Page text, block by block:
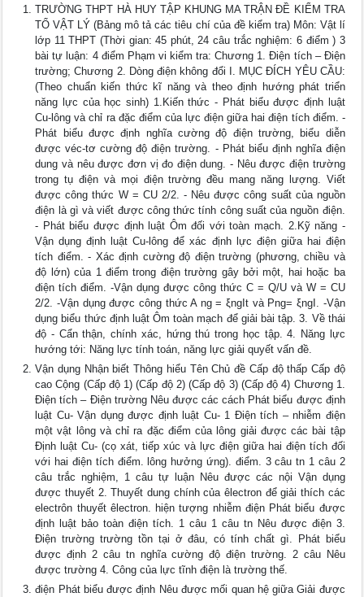
TRƯỜNG THPT HÀ HUY TẬP KHUNG MA TRẬN ĐỀ KIỂM TRA
TỔ VẬT LÝ (Bảng mô tả các tiêu chí của đề kiểm tra) Môn: Vật lí
lớp 11 THPT (Thời gian: 45 phút, 24 câu trắc nghiệm: 6 điểm ) 3
bài tự luận: 4 điểm Phạm vi kiểm tra: Chương 1. Điện tích – Điện
trường; Chương 2. Dòng điện không đổi I. MỤC ĐÍCH YÊU CẦU:
(Theo chuẩn kiến thức kĩ năng và theo định hướng phát triển
năng lực của học sinh) 1.Kiến thức - Phát biểu được định luật
Cu-lông và chỉ ra đặc điểm của lực điện giữa hai điện tích điểm. -
Phát biểu được định nghĩa cường độ điện trường, biểu diễn
được véc-tơ cường độ điện trường. - Phát biểu định nghĩa điện
dung và nêu được đơn vị đo điện dung. - Nêu được điện trường
trong tụ điện và mọi điện trường đều mang năng lượng. Viết
được công thức W = CU 2/2. - Nêu được công suất của nguồn
điện là gì và viết được công thức tính công suất của nguồn điện.
- Phát biểu được định luật Ôm đối với toàn mạch. 2.Kỹ năng -
Vận dụng định luật Cu-lông để xác định lực điện giữa hai điện
tích điểm. - Xác định cường độ điện trường (phương, chiều và
độ lớn) của 1 điểm trong điện trường gây bởi một, hai hoặc ba
điện tích điểm. -Vận dụng được công thức C = Q/U và W = CU
2/2. -Vận dụng được công thức A ng = ξngIt và Png= ξngI. -Vận
dụng biểu thức định luật Ôm toàn mạch để giải bài tập. 3. Về thái
độ - Cẩn thận, chính xác, hứng thú trong học tập. 4. Năng lực
hướng tới: Năng lực tính toán, năng lực giải quyết vấn đề.
Vận dụng Nhận biết Thông hiểu Tên Chủ đề Cấp độ thấp Cấp độ
cao Cộng (Cấp độ 1) (Cấp độ 2) (Cấp độ 3) (Cấp độ 4) Chương 1.
Điện tích – Điện trường Nêu được các cách Phát biểu được định
luật Cu- Vận dụng được định luật Cu- 1 Điện tích – nhiễm điện
một vật lông và chỉ ra đặc điểm của lông giải được các bài tập
Định luật Cu- (cọ xát, tiếp xúc và lực điện giữa hai điện tích đối
với hai điện tích điểm. lông hưởng ứng). điểm. 3 câu tn 1 câu 2
câu trắc nghiệm, 1 câu tự luận Nêu được các nội Vận dụng
được thuyết 2. Thuyết dung chính của êlectron để giải thích các
electrôn thuyết êlectron. hiện tượng nhiễm điện Phát biểu được
định luật bảo toàn điện tích. 1 câu 1 câu tn Nêu được điện 3.
Điện trường trường tồn tại ở đâu, có tính chất gì. Phát biểu
được định 2 câu tn nghĩa cường độ điện trường. 2 câu Nêu
được trường 4. Công của lực tĩnh điện là trường thế.
điện Phát biểu được định Nêu được mối quan hệ giữa Giải được